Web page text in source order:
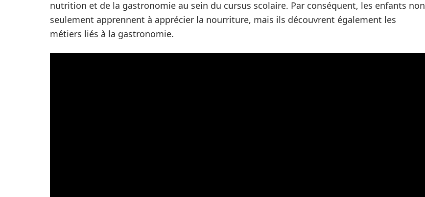
nutrition et de la gastronomie au sein du cursus scolaire. Par conséquent, les enfants non
seulement apprennent à apprécier la nourriture, mais ils découvrent également les
métiers liés à la gastronomie.